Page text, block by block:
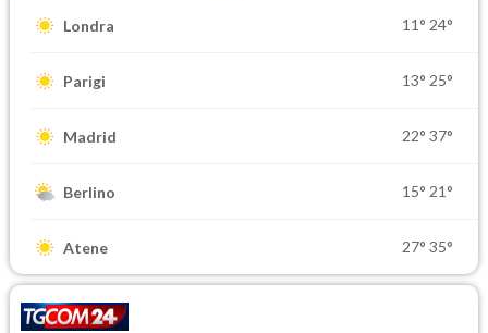
Londra 11° 24°
Parigi 13° 25°
Madrid 22° 37°
Berlino 15° 21°
Atene 27° 35°